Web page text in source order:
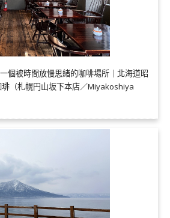
個被時間放慢思緒的咖啡場所｜北海道昭
（札幌円山坂下本店／Miyakoshiya